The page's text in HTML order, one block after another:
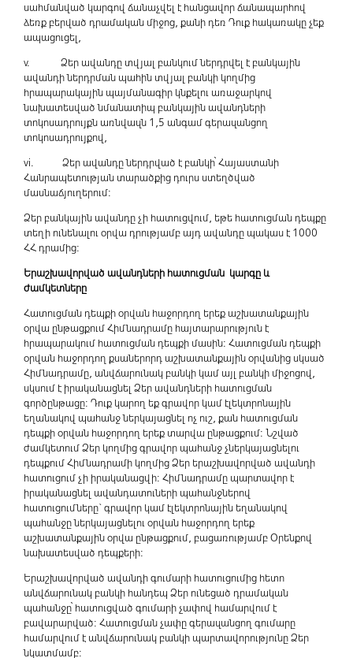
սահմանված կարգով ճանաչվել է հանցավոր ճանապարհով
ձեռք բերված դրամական միջոց, քանի դեռ Դուք հակառակը չեք
ապացուցել,
v. Ձեր ավանդը տվյալ բանկում ներդրվել է բանկային
ավանդի ներդրման պահին տվյալ բանկի կողմից
հրապարակային պայմանագիր կնքելու առաջարկով
նախատեսված նմանատիպ բանկային ավանդների
տոկոսադրույքն առնվազն 1,5 անգամ գերազանցող
տոկոսադրույքով,
vi. Ձեր ավանդը ներդրված է բանկի՝ Հայաստանի
Հանրապետության տարածքից դուրս ստեղծված
մասնաճյուղերում:
Ձեր բանկային ավանդը չի հատուցվում, եթե հատուցման դեպքը
տեղի ունենալու օրվա դրությամբ այդ ավանդը պակաս է 1000
ՀՀ դրամից:
Երաշխավորված ավանդների հատուցման կարգը և
ժամկետները
Հատուցման դեպքի օրվան հաջորդող երեք աշխատանքային
օրվա ընթացքում Հիմնադրամը հայտարարություն է
հրապարակում հատուցման դեպքի մասին: Հատուցման դեպքի
օրվան հաջորդող քսաներորդ աշխատանքային օրվանից սկսած
Հիմնադրամը, անվճարունակ բանկի կամ այլ բանկի միջոցով,
սկսում է իրականացնել Ձեր ավանդների հատուցման
գործընթացը: Դուք կարող եք գրավոր կամ էլեկտրոնային
եղանակով պահանջ ներկայացնել ոչ ուշ, քան հատուցման
դեպքի օրվան հաջորդող երեք տարվա ընթացքում: Նշված
ժամկետում Ձեր կողմից գրավոր պահանջ չներկայացնելու
դեպքում Հիմնադրամի կողմից Ձեր երաշխավորված ավանդի
հատուցում չի իրականացվի: Հիմնադրամը պարտավոր է
իրականացնել ավանդատուների պահանջներով
հատուցումները` գրավոր կամ էլեկտրոնային եղանակով
պահանջը ներկայացնելու oրվան հաջորդող երեք
աշխատանքային օրվա ընթացքում, բացառությամբ Օրենքով
նախատեսված դեպքերի:
Երաշխավորված ավանդի գումարի հատուցումից հետո
անվճարունակ բանկի հանդեպ Ձեր ունեցած դրամական
պահանջը՝ հատուցված գումարի չափով համարվում է
բավարարված: Հատուցման չափը գերազանցող գումարը
համարվում է անվճարունակ բանկի պարտավորությունը Ձեր
նկատմամբ: